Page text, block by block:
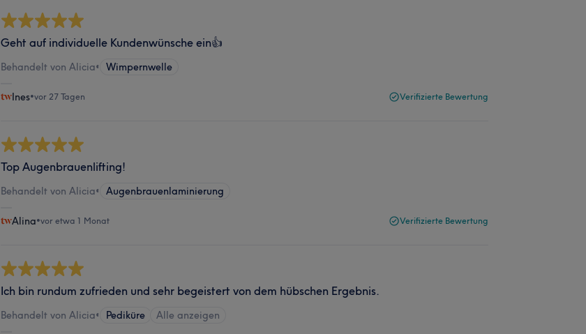
Geht auf individuelle Kundenwünsche ein👍
Behandelt von Alicia• Wimpernwelle
Ines•vor 27 Tagen Verifizierte Bewertung
Top Augenbrauenlifting!
Behandelt von Alicia• Augenbrauenlaminierung
Alina•vor etwa 1 Monat Verifizierte Bewertung
Ich bin rundum zufrieden und sehr begeistert von dem hübschen Ergebnis.
Behandelt von Alicia• Pediküre Alle anzeigen